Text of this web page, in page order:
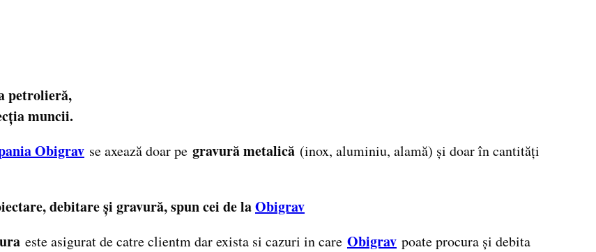
petrolieră,
muncii.
Obigrav se axează doar pe gravură metalică (inox, aluminiu, alamă) și doar în cantități
debitare și gravură, spun cei de laObigrav
este asigurat de catre clientm dar exista si cazuri in care Obigrav poate procura și debita